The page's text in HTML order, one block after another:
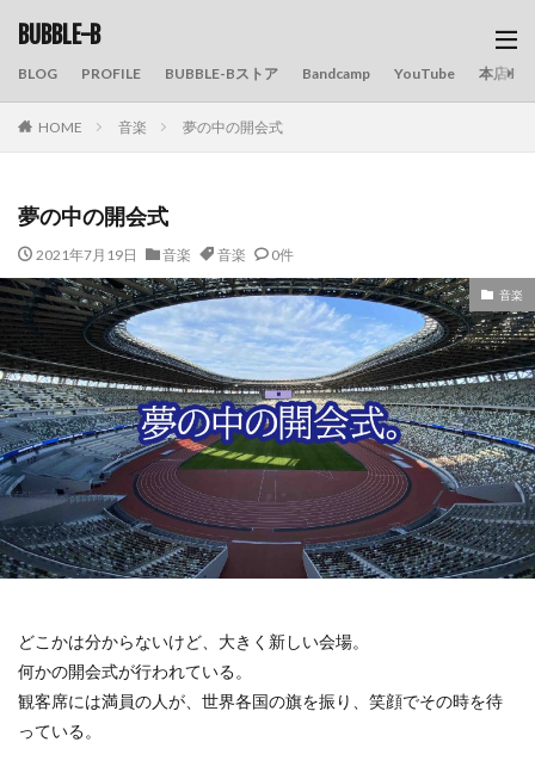
BUBBLE-B
BLOG PROFILE BUBBLE-Bストア Bandcamp YouTube 本店の旅
HOME 音楽 夢の中の開会式
夢の中の開会式
2021年7月19日 音楽 音楽 0件
音楽
どこかは分からないけど、大きく新しい会場。
何かの開会式が行われている。
観客席には満員の人が、世界各国の旗を振り、笑顔でその時を待
っている。